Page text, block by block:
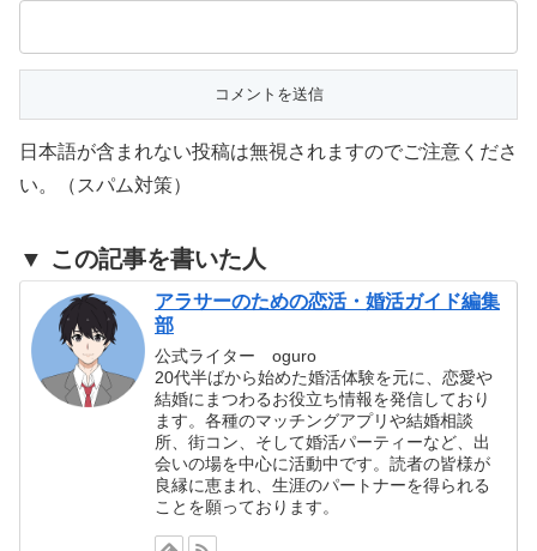
日本語が含まれない投稿は無視されますのでご注意くださ
い。（スパム対策）
▼ この記事を書いた人
アラサーのための恋活・婚活ガイド編集
部
公式ライター oguro
20代半ばから始めた婚活体験を元に、恋愛や
結婚にまつわるお役立ち情報を発信しており
ます。各種のマッチングアプリや結婚相談
所、街コン、そして婚活パーティーなど、出
会いの場を中心に活動中です。読者の皆様が
良縁に恵まれ、生涯のパートナーを得られる
ことを願っております。